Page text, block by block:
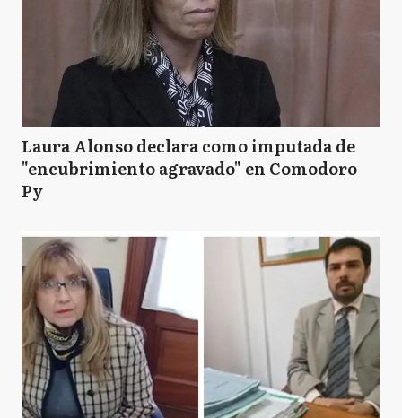
Laura Alonso declara como imputada de
"encubrimiento agravado" en Comodoro
Py